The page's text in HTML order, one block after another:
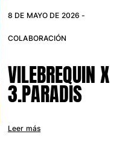
8 DE MAYO DE 2026 -
COLABORACIÓN
VILEBREQUIN X
3.PARADIS
Leer más